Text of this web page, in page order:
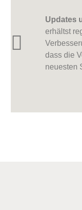
Updates
erhältst
dass die
neuesten